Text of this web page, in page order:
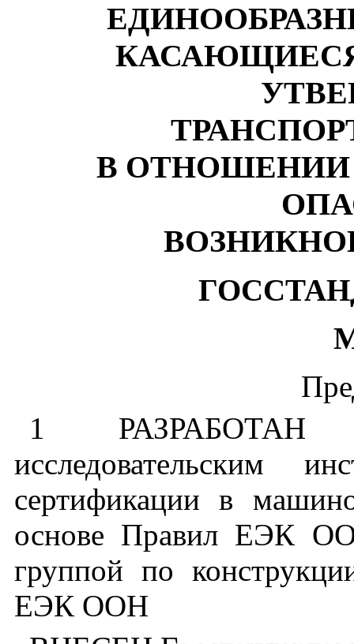
В ОТНОШЕНИИ
1 РАЗРАБОТАН
исследовательским
сертификации в
основе Правил ЕЭК
группой по
ЕЭК ООН